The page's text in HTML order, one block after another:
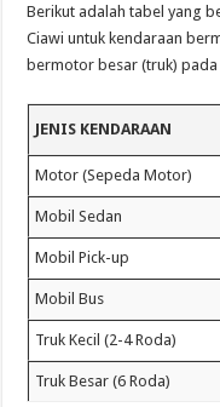
Berikut adalah tabel yang
Ciawi untuk kendaraan
bermotor besar (truk) pada
JENIS KENDARAAN
Motor (Sepeda Motor)
Mobil Sedan
Mobil Pick-up
Mobil Bus
Truk Kecil (2-4 Roda)
Truk Besar (6 Roda)